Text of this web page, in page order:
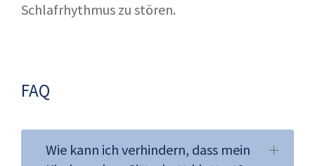
Schlafrhythmus zu stören.
FAQ
Wie kann ich verhindern, dass mein